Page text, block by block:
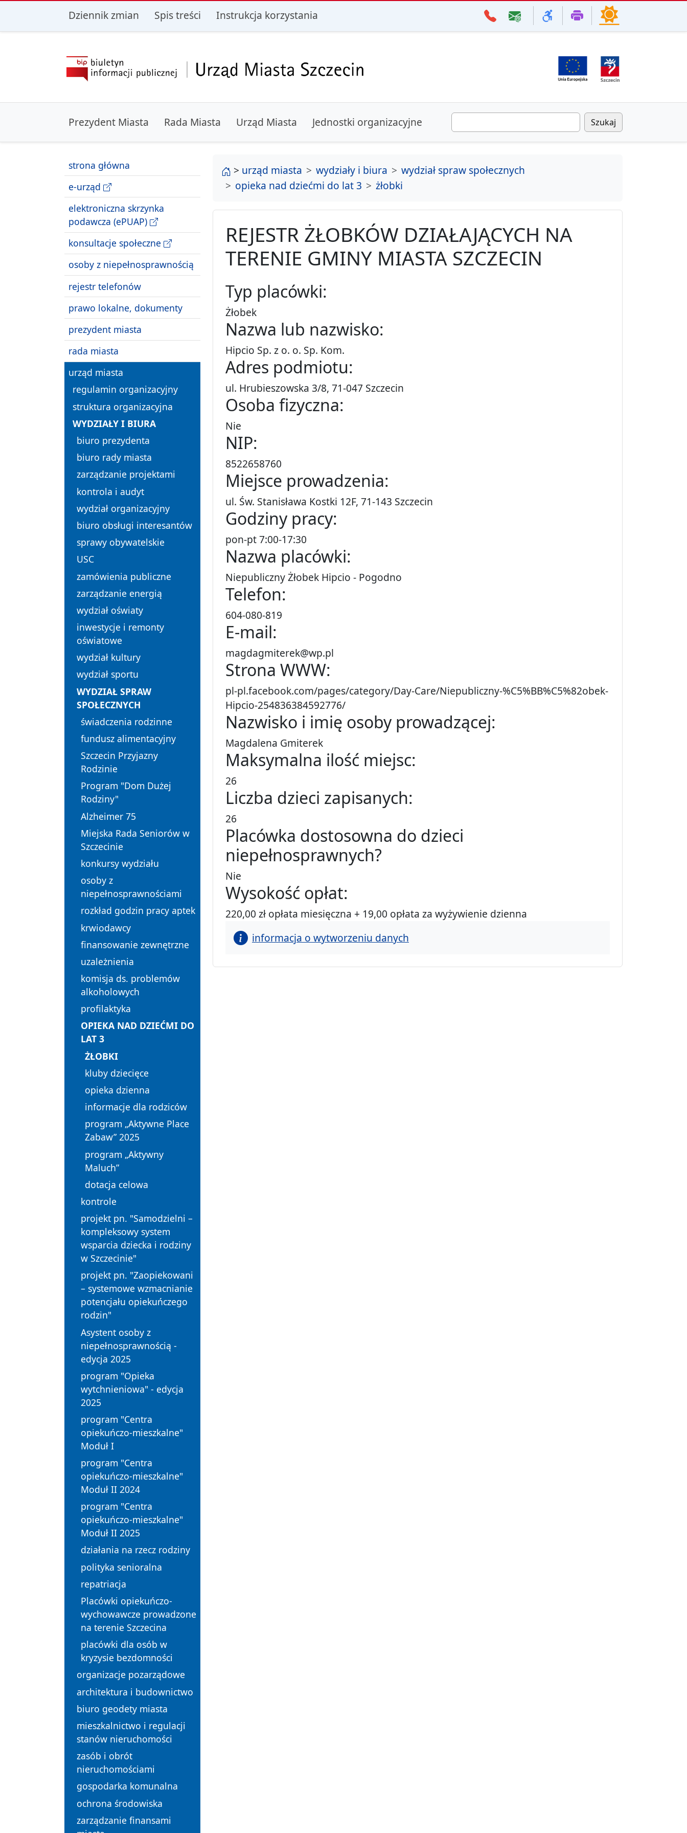
przejdź do głównego menu przejdź do treści
Dziennik zmian Spis treści Instrukcja korzystania
Prezydent Miasta Rada Miasta Urząd Miasta Jednostki organizacyjne Szukaj
strona główna
e-urząd
elektroniczna skrzynka
podawcza (ePUAP)
konsultacje społeczne
osoby z niepełnosprawnością
rejestr telefonów
prawo lokalne, dokumenty
prezydent miasta
rada miasta
urząd miasta
regulamin organizacyjny
struktura organizacyjna
WYDZIAŁY I BIURA
biuro prezydenta
biuro rady miasta
zarządzanie projektami
kontrola i audyt
wydział organizacyjny
biuro obsługi interesantów
sprawy obywatelskie
USC
zamówienia publiczne
zarządzanie energią
wydział oświaty
inwestycje i remonty
oświatowe
wydział kultury
wydział sportu
WYDZIAŁ SPRAW
SPOŁECZNYCH
świadczenia rodzinne
fundusz alimentacyjny
Szczecin Przyjazny
Rodzinie
Program "Dom Dużej
Rodziny"
Alzheimer 75
Miejska Rada Seniorów w
Szczecinie
konkursy wydziału
osoby z
niepełnosprawnościami
rozkład godzin pracy aptek
krwiodawcy
finansowanie zewnętrzne
uzależnienia
komisja ds. problemów
alkoholowych
profilaktyka
OPIEKA NAD DZIEĆMI DO
LAT 3
ŻŁOBKI
kluby dziecięce
opieka dzienna
informacje dla rodziców
program „Aktywne Place
Zabaw” 2025
program „Aktywny
Maluch”
dotacja celowa
kontrole
projekt pn. "Samodzielni –
kompleksowy system
wsparcia dziecka i rodziny
w Szczecinie"
projekt pn. "Zaopiekowani
– systemowe wzmacnianie
potencjału opiekuńczego
rodzin"
Asystent osoby z
niepełnosprawnością -
edycja 2025
program "Opieka
wytchnieniowa" - edycja
2025
program "Centra
opiekuńczo-mieszkalne"
Moduł I
program "Centra
opiekuńczo-mieszkalne"
Moduł II 2024
program "Centra
opiekuńczo-mieszkalne"
Moduł II 2025
działania na rzecz rodziny
polityka senioralna
repatriacja
Placówki opiekuńczo-
wychowawcze prowadzone
na terenie Szczecina
placówki dla osób w
kryzysie bezdomności
organizacje pozarządowe
architektura i budownictwo
biuro geodety miasta
mieszkalnictwo i regulacji
stanów nieruchomości
zasób i obrót
nieruchomościami
gospodarka komunalna
ochrona środowiska
zarządzanie finansami
strona główna
> urząd miasta wydziały i biura
wydział spraw społecznych
opieka nad dziećmi do lat 3
żłobki
REJESTR ŻŁOBKÓW DZIAŁAJĄCYCH NA
TERENIE GMINY MIASTA SZCZECIN
Typ placówki:
Żłobek
Nazwa lub nazwisko:
Hipcio Sp. z o. o. Sp. Kom.
Adres podmiotu:
ul. Hrubieszowska 3/8, 71-047 Szczecin
Osoba fizyczna:
Nie
NIP:
8522658760
Miejsce prowadzenia:
ul. Św. Stanisława Kostki 12F, 71-143 Szczecin
Godziny pracy:
pon-pt 7:00-17:30
Nazwa placówki:
Niepubliczny Żłobek Hipcio - Pogodno
Telefon:
604-080-819
E-mail:
magdagmiterek@wp.pl
Strona WWW:
pl-pl.facebook.com/pages/category/Day-Care/Niepubliczny-%C5%BB%C5%82obek-
Hipcio-254836384592776/
Nazwisko i imię osoby prowadzącej:
Magdalena Gmiterek
Maksymalna ilość miejsc:
26
Liczba dzieci zapisanych:
26
Placówka dostosowna do dzieci
niepełnosprawnych?
Nie
Wysokość opłat:
220,00 zł opłata miesięczna + 19,00 opłata za wyżywienie dzienna
informacja o wytworzeniu danych